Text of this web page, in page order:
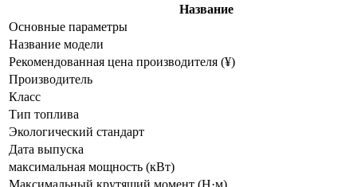
Название
Основные параметры
Название модели
Рекомендованная цена производителя (¥)
Производитель
Класс
Тип топлива
Экологический стандарт
Дата выпуска
максимальная мощность (кВт)
Максимальный крутящий момент (Н·м)